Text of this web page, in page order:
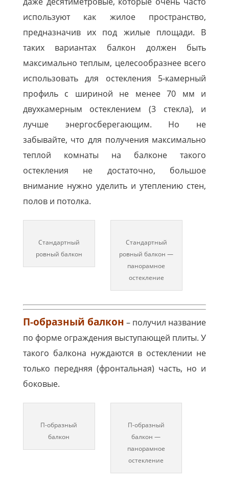
используют как жилое пространство,
предназначив их под жилые площади. В
таких вариантах балкон должен быть
максимально теплым, целесообразнее всего
использовать для остекления 5-камерный
профиль с шириной не менее 70 мм и
двухкамерным остеклением (3 стекла), и
лучше энергосберегающим. Но не
забывайте, что для получения максимально
теплой комнаты на балконе такого
остекления не достаточно, большое
внимание нужно уделить и утеплению стен,
полов и потолка.
Стандартный
ровный балкон
Стандартный
ровный балкон —
панорамное
остекление
П-образный балкон – получил название
по форме ограждения выступающей плиты. У
такого балкона нуждаются в остеклении не
только передняя (фронтальная) часть, но и
боковые.
П-образный
балкон
П-образный
балкон —
панорамное
остекление